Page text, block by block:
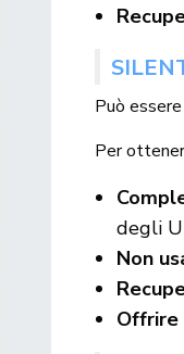
Può
Per
degli
Non
Offrire